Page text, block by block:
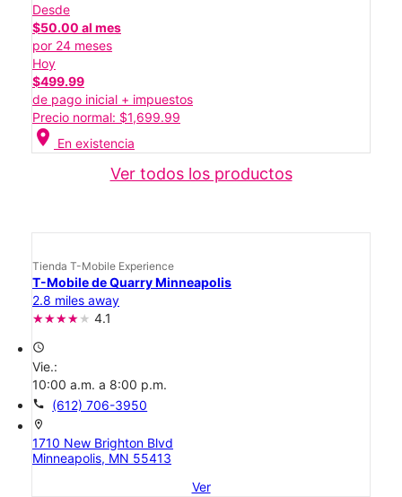
Desde
$50.00 al mes
por 24 meses
Hoy
$499.99
de pago inicial + impuestos
Precio normal: $1,699.99
location_on En existencia
Ver todos los productos
Tienda T-Mobile Experience
T-Mobile de Quarry Minneapolis
2.8 miles away
4.1
access_time
Vie.:
10:00 a.m. a 8:00 p.m.
call (612) 706-3950
location_on
1710 New Brighton Blvd
Minneapolis, MN 55413
Ver